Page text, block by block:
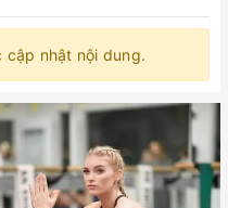
nhật nội dung.